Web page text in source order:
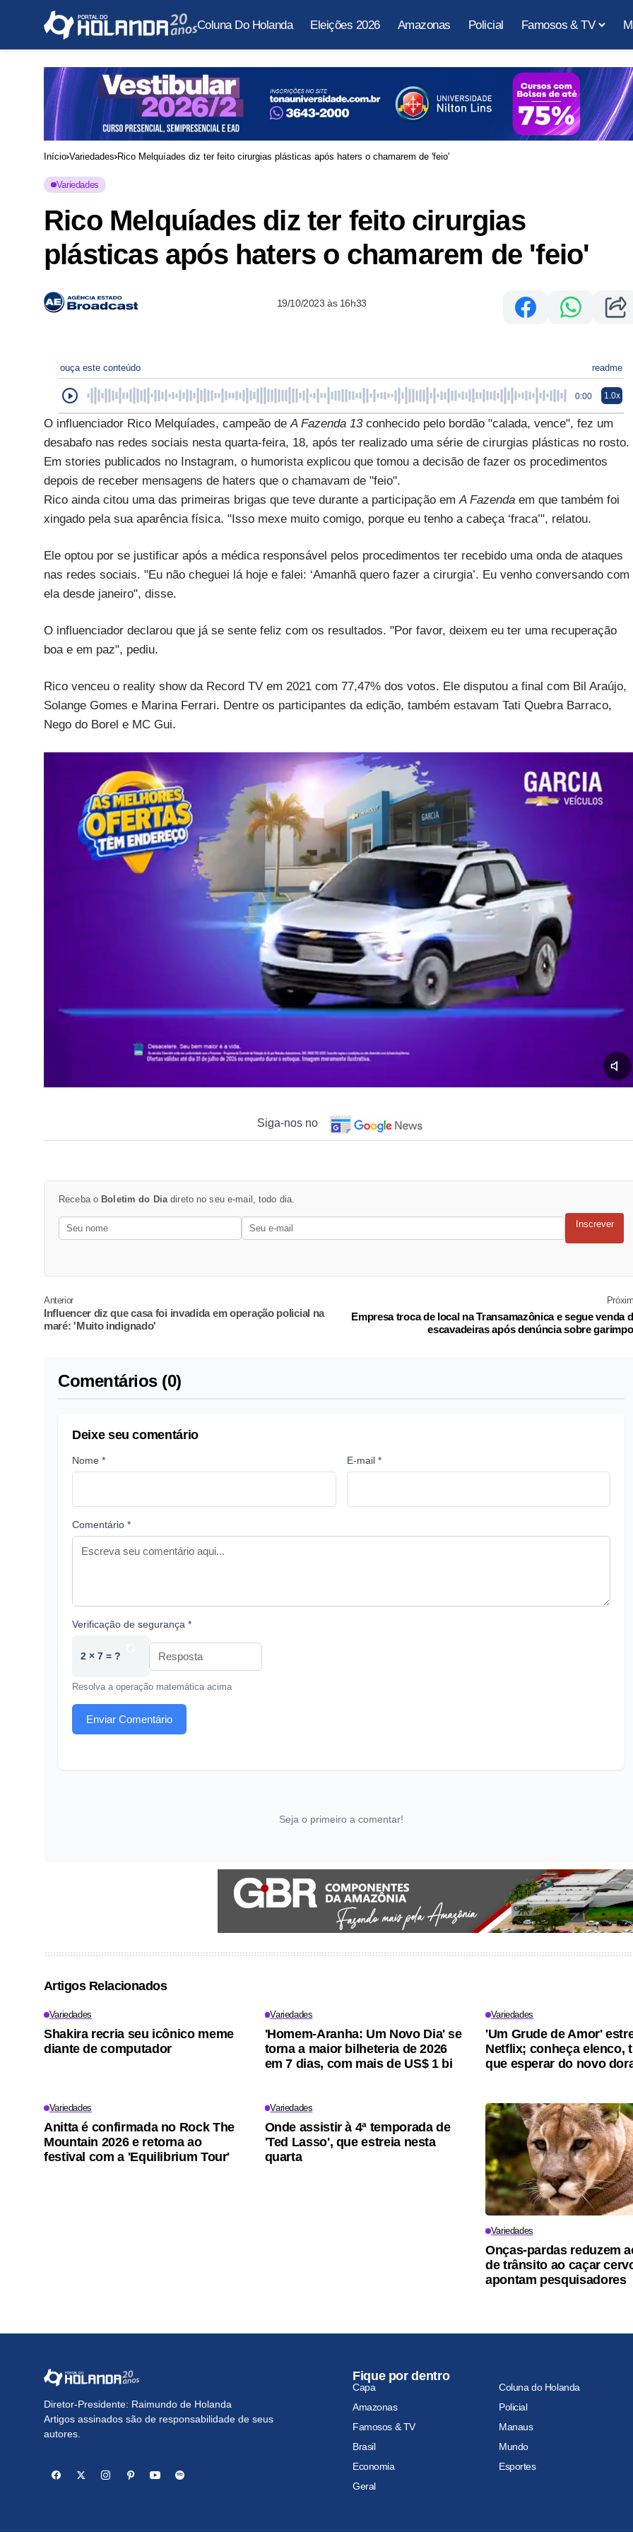
Coluna Do Holanda Eleições 2026 Amazonas Policial Famosos & TV
Início Variedades Rico Melquíades diz ter feito cirurgias plásticas após haters o chamarem de 'feio'
Variedades
Rico Melquíades diz ter feito cirurgias
plásticas após haters o chamarem de 'feio'
19/10/2023 às 16h33
ouça este conteúdo readme
0:00 1.0x
O influenciador Rico Melquíades, campeão deA Fazenda 13 conhecido pelo bordão "calada, vence", fez um
desabafo nas redes sociais nesta quarta-feira, 18, após ter realizado uma série de cirurgias plásticas no rosto.
Em stories publicados no Instagram, o humorista explicou que tomou a decisão de fazer os procedimentos
depois de receber mensagens de haters que o chamavam de "feio".
Rico ainda citou uma das primeiras brigas que teve durante a participação emA Fazenda em que também foi
xingado pela sua aparência física. "Isso mexe muito comigo, porque eu tenho a cabeça ‘fraca’", relatou.
Ele optou por se justificar após a médica responsável pelos procedimentos ter recebido uma onda de ataques
nas redes sociais. "Eu não cheguei lá hoje e falei: ‘Amanhã quero fazer a cirurgia’. Eu venho conversando com
ela desde janeiro", disse.
O influenciador declarou que já se sente feliz com os resultados. "Por favor, deixem eu ter uma recuperação
boa e em paz", pediu.
Rico venceu o reality show da Record TV em 2021 com 77,47% dos votos. Ele disputou a final com Bil Araújo,
Solange Gomes e Marina Ferrari. Dentre os participantes da edição, também estavam Tati Quebra Barraco,
Nego do Borel e MC Gui.
Siga-nos no
Receba o Boletim do Diadireto no seu e-mail, todo dia.
Inscrever
Anterior
Influencer diz que casa foi invadida em operação policial na
maré: 'Muito indignado'
Empresa troca de local na Transamazônica e segue venda
escavadeiras após denúncia sobre
Comentários (0)
Deixe seu comentário
Nome * E-mail *
Comentário *
Verificação de segurança *
2 × 7 = ?
Resolva a operação matemática acima
Enviar Comentário
Seja o primeiro a comentar!
Artigos Relacionados
Variedades
Shakira recria seu icônico meme
diante de computador
Variedades
'Homem-Aranha: Um Novo Dia' se
torna a maior bilheteria de 2026
em 7 dias, com mais de US$ 1 bi
Variedades
'Um Grude de Amor'
Netflix; conheça elenco,
que esperar do novo
Variedades
Anitta é confirmada no Rock The
Mountain 2026 e retorna ao
festival com a 'Equilibrium Tour'
Variedades
Onde assistir à 4ª temporada de
'Ted Lasso', que estreia nesta
quarta
Variedades
Onças-pardas reduzem
de trânsito ao caçar
apontam pesquisadores
Diretor-Presidente: Raimundo de Holanda
Artigos assinados são de responsabilidade de seus
autores.
Fique por dentro
Capa
Coluna do Holanda
Amazonas
Policial
Famosos & TV
Manaus
Brasil
Mundo
Economia
Esportes
Geral